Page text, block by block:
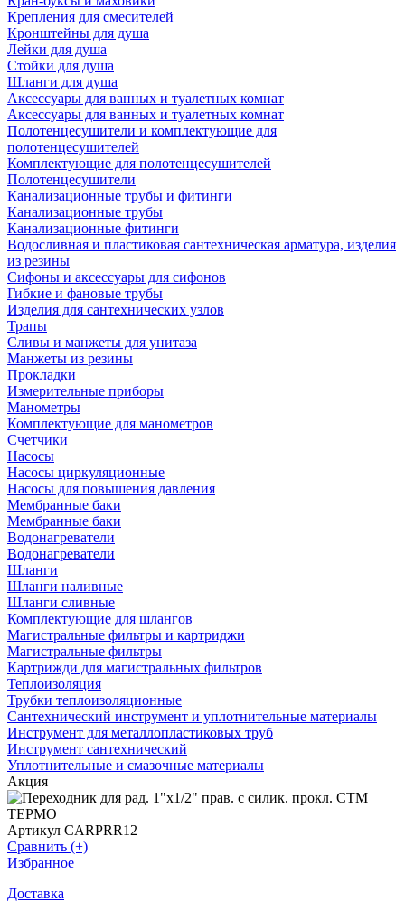
Крепления для смесителей
Кронштейны для душа
Лейки для душа
Стойки для душа
Шланги для душа
Аксессуары для ванных и туалетных комнат
Аксессуары для ванных и туалетных комнат
Полотенцесушители и комплектующие для
полотенцесушителей
Комплектующие для полотенцесушителей
Полотенцесушители
Канализационные трубы и фитинги
Канализационные трубы
Канализационные фитинги
Водосливная и пластиковая сантехническая арматура, изделия
из резины
Сифоны и аксессуары для сифонов
Гибкие и фановые трубы
Изделия для сантехнических узлов
Трапы
Сливы и манжеты для унитаза
Манжеты из резины
Прокладки
Измерительные приборы
Манометры
Комплектующие для манометров
Счетчики
Насосы
Насосы циркуляционные
Насосы для повышения давления
Мембранные баки
Мембранные баки
Водонагреватели
Водонагреватели
Шланги
Шланги наливные
Шланги сливные
Комплектующие для шлангов
Магистральные фильтры и картриджи
Магистральные фильтры
Картрижди для магистральных фильтров
Теплоизоляция
Трубки теплоизоляционные
Сантехнический инструмент и уплотнительные материалы
Инструмент для металлопластиковых труб
Инструмент сантехнический
Уплотнительные и смазочные материалы
Акция
Артикул CARPRR12
Сравнить (+)
Избранное
Доставка